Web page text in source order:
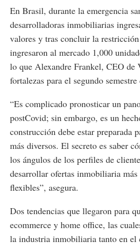
En Brasil, durante la emergencia
desarrolladoras inmobiliarias
valores y tras concluir la
ingresaron al mercado 1,000
lo que Alexandre Frankel, CEO
fortalezas para el segundo semestre
“Es complicado pronosticar un
postCovid; sin embargo, es un
construcción debe estar preparada
más diversos. El secreto es saber
los ángulos de los perfiles de
desarrollar ofertas inmobiliaria más
flexibles”, asegura.
Dos tendencias que llegaron para
ecommerce y home office, las
la industria inmobiliaria tanto en el